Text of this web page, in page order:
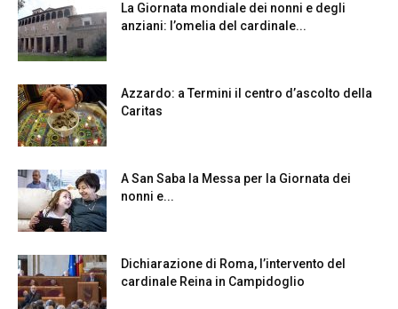
La Giornata mondiale dei nonni e degli
anziani: l’omelia del cardinale...
Azzardo: a Termini il centro d’ascolto della
Caritas
A San Saba la Messa per la Giornata dei
nonni e...
Dichiarazione di Roma, l’intervento del
cardinale Reina in Campidoglio